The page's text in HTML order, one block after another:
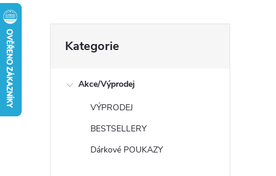
kategorie
Kategorie
Akce/Výprodej
VÝPRODEJ
BESTSELLERY
Dárkové POUKAZY